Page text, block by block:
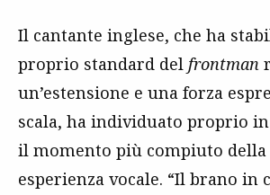
Il cantante inglese, che ha
proprio standard del frontman
un’estensione e una forza
scala, ha individuato proprio
il momento più compiuto
esperienza vocale. “Il brano in